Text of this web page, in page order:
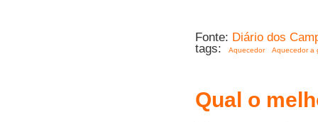
Fonte: Diário dos
tags:
Aquecedor Aquecedor a
Qual o